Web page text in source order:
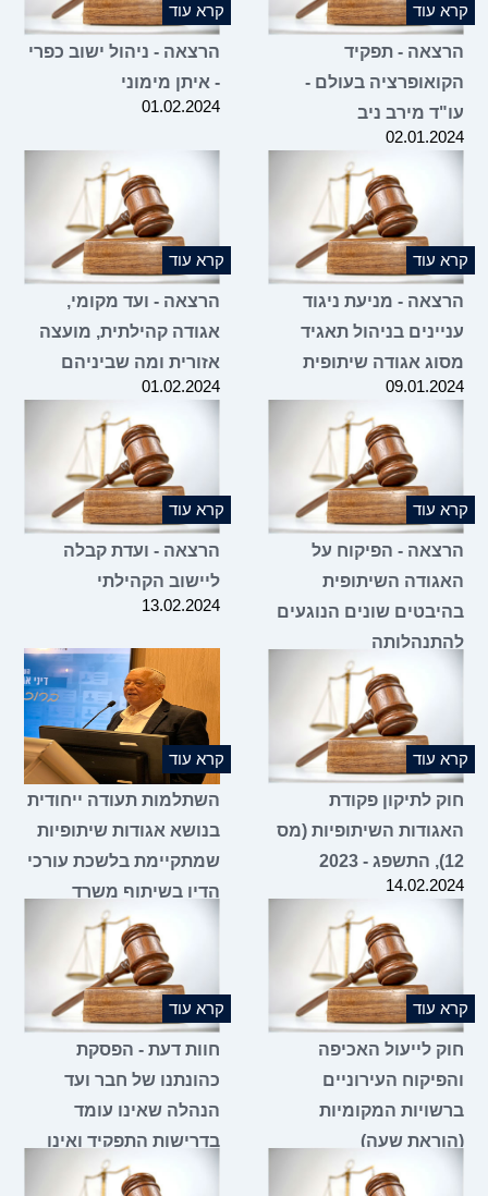
קרא עוד
הרצאה - תפקיד
הקואופרציה בעולם -
עו"ד מירב ניב
02.01.2024
קרא עוד
הרצאה - ניהול ישוב כפרי
- איתן מימוני
01.02.2024
קרא עוד
הרצאה - מניעת ניגוד
עניינים בניהול תאגיד
מסוג אגודה שיתופית
09.01.2024
קרא עוד
הרצאה - ועד מקומי,
אגודה קהילתית, מועצה
אזורית ומה שביניהם
01.02.2024
קרא עוד
הרצאה - הפיקוח על
האגודה השיתופית
בהיבטים שונים הנוגעים
להתנהלותה
קרא עוד
הרצאה - ועדת קבלה
ליישוב הקהילתי
13.02.2024
קרא עוד
חוק לתיקון פקודת
האגודות השיתופיות (מס
12), התשפג - 2023
14.02.2024
קרא עוד
השתלמות תעודה ייחודית
בנושא אגודות שיתופיות
שמתקיימת בלשכת עורכי
הדין בשיתוף משרד
הכלכלה והתעשייה
18.01.2024
קרא עוד
חוק לייעול האכיפה
והפיקוח העירוניים
ברשויות המקומיות
(הוראת שעה)
קרא עוד
חוות דעת - הפסקת
כהונתנו של חבר ועד
הנהלה שאינו עומד
בדרישות התפקיד ואינו
מגיע לישיבות הוועד